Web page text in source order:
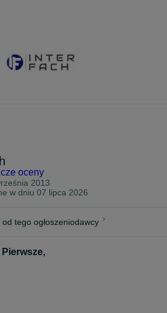
siłowników za dopłatą 400 zl
71
oceny
2013
w dniu 07 lipca 2026
od tego ogłoszeniodawcy
,